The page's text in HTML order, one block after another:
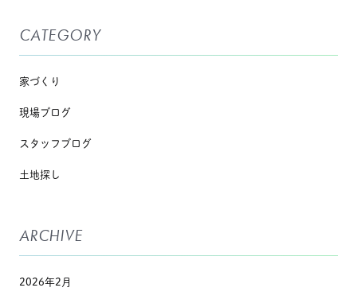
CATEGORY
家づくり
現場ブログ
スタッフブログ
土地探し
ARCHIVE
2026年2月